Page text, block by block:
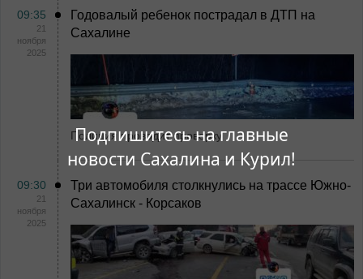
Подпишитесь на главные
новости Сахалина и Курил!
09:35
21
ноября
2025
Годовалый ребенок пострадал в ДТП на
Сахалине
Полиция проводит проверку
09:30
21
ноября
2025
Три автомобиля столкнулись на трассе Южно-
Сахалинск - Корсаков